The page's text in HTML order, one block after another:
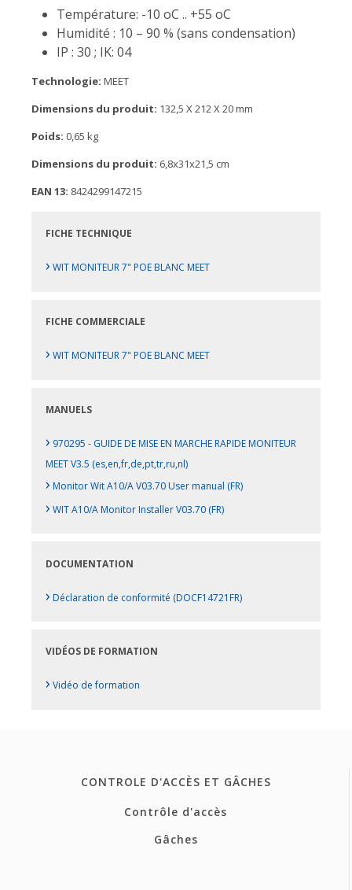
Température: -10 oC .. +55 oC
Humidité : 10 – 90 % (sans condensation)
IP : 30 ; IK: 04
Technologie: MEET
Dimensions du produit: 132,5 X 212 X 20 mm
Poids: 0,65 kg
Dimensions du produit: 6,8x31x21,5 cm
EAN 13: 8424299147215
FICHE TECHNIQUE
› WIT MONITEUR 7" POE BLANC MEET
FICHE COMMERCIALE
› WIT MONITEUR 7" POE BLANC MEET
MANUELS
› 970295 - GUIDE DE MISE EN MARCHE RAPIDE MONITEUR
MEET V3.5 (es,en,fr,de,pt,tr,ru,nl)
› Monitor Wit A10/A V03.70 User manual (FR)
› WIT A10/A Monitor Installer V03.70 (FR)
DOCUMENTATION
› Déclaration de conformité (DOCF14721FR)
VIDÉOS DE FORMATION
› Vidéo de formation
CONTROLE D'ACCÈS ET GÂCHES
Contrôle d'accès
Gâches